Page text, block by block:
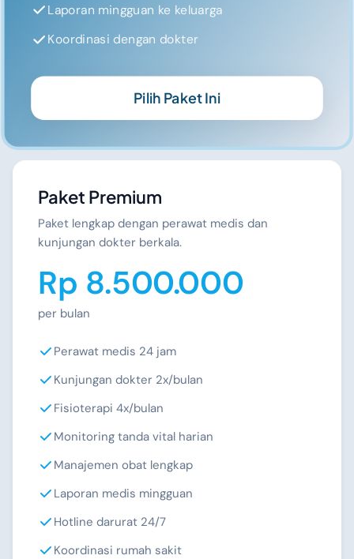
Laporan mingguan ke keluarga
Koordinasi dengan dokter
Pilih Paket Ini
Paket Premium
Paket lengkap dengan perawat medis dan
kunjungan dokter berkala.
Rp 8.500.000
per bulan
Perawat medis 24 jam
Kunjungan dokter 2x/bulan
Fisioterapi 4x/bulan
Monitoring tanda vital harian
Manajemen obat lengkap
Laporan medis mingguan
Hotline darurat 24/7
Koordinasi rumah sakit